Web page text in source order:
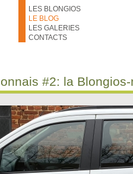
LES BLONGIOS
LE BLOG
LES GALERIES
CONTACTS
#2: la